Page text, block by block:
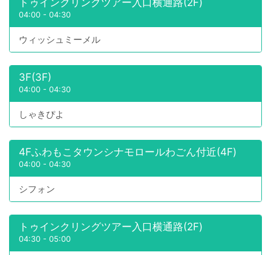
04:00 - 04:30
ウィッシュミーメル
3F(3F)
04:00 - 04:30
しゃきぴよ
4Fふわもこタウンシナモロールわごん付近(4F)
04:00 - 04:30
シフォン
トゥインクリングツアー入口横通路(2F)
04:30 - 05:00